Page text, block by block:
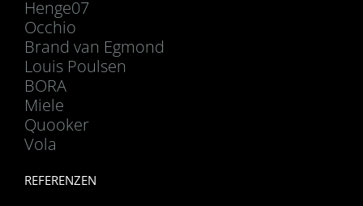
Henge07
Occhio
Brand van Egmond
Louis Poulsen
BORA
Miele
Quooker
Vola
REFERENZEN